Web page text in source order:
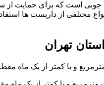
است که برای حمایت از
مختلفی از داربست ها
تهران